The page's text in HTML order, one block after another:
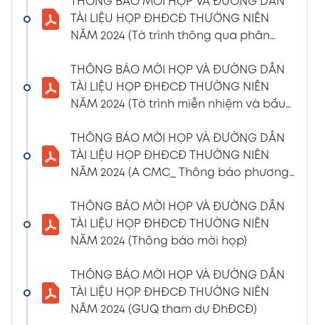
LIỆU HỌP ĐHĐCĐ THƯỜNG NIÊN NĂM 2024
(Dự thảo biên bản họp ĐHĐCĐ)
6:07 PM
THÔNG BÁO MỜI HỌP VÀ ĐƯỜNG DẪN TÀI
LIỆU HỌP ĐHĐCĐ THƯỜNG NIÊN NĂM
01/04/2024
4:00 PM
CBTT về việc nhận được Đơn từ nhiệm vị trí
Thùy Giang và bà Nguyễn Hồng Oanh
04/03/2024
11:29 AM
hiện quyền tham dự ĐHĐCĐ thường niên
năm 2024
Xem PDF
30/01/2024
TÀI LIỆU HỌP ĐHĐCĐ THƯỜNG NIÊN
NĂM 2024 (Tờ trình thông qua phân
BKS)
THÔNG BÁO MỜI HỌP VÀ ĐƯỜNG DẪN
TÀI LIỆU HỌP ĐHĐCĐ THƯỜNG NIÊN
NĂM 2024 (Tờ trình miễn nhiệm và bầu
THÔNG BÁO MỜI HỌP VÀ ĐƯỜNG DẪN
TÀI LIỆU HỌP ĐHĐCĐ THƯỜNG NIÊN
NĂM 2024 (A CMC_ Thông báo phương
THÔNG BÁO MỜI HỌP VÀ ĐƯỜNG DẪN
TÀI LIỆU HỌP ĐHĐCĐ THƯỜNG NIÊN
NĂM 2024 (Thông báo mời họp)
THÔNG BÁO MỜI HỌP VÀ ĐƯỜNG DẪN
TÀI LIỆU HỌP ĐHĐCĐ THƯỜNG NIÊN
NĂM 2024 (GUQ tham dự ĐhĐCĐ)